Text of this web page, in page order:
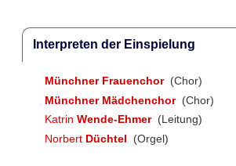
Interpreten der Einspielung
Münchner Frauenchor (Chor)
Münchner Mädchenchor (Chor)
Katrin Wende-Ehmer (Leitung)
Norbert Düchtel (Orgel)